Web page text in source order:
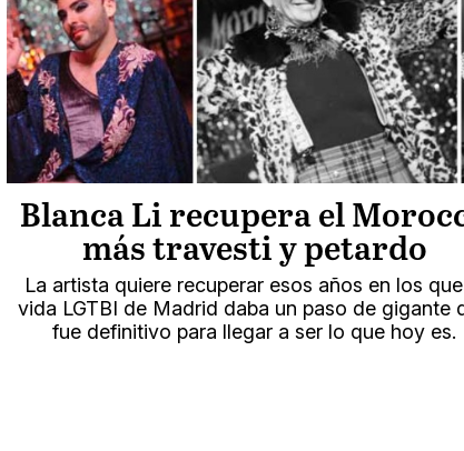
Blanca Li recupera el
más travesti y petardo
La artista quiere recuperar esos años en los
vida LGTBI de Madrid daba un paso de gigante
fue definitivo para llegar a ser lo que hoy es.